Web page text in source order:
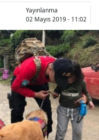
Yayınlanma
02 Mayıs 2019 - 11:02